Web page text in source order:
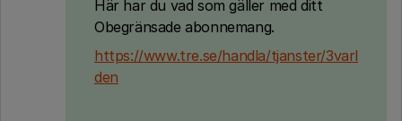
Här har du vad som gäller med ditt
Obegränsade abonnemang.
https://www.tre.se/handla/tjanster/3varl
den